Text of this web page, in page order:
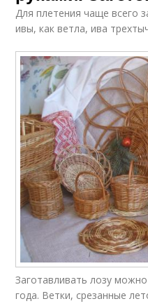
Для плетения чаще всего
ивы, как ветла, ива
Заготавливать лозу
года. Ветки, срезанные